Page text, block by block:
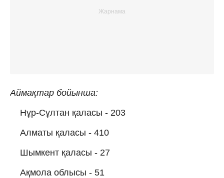
Аймақтар бойынша:
Нұр-Сұлтан қаласы - 203
Алматы қаласы - 410
Шымкент қаласы - 27
Ақмола облысы - 51